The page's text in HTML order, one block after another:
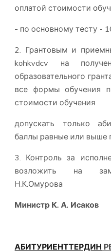
оплатой стоимости
- по основному тесту -
2. Грантовым и
kohkvdcv на
образовательного
все формы обучения
стоимости обучения
допускать только
баллы равные или выше
3. Контроль за
возложить на
Н.К.Омурова
Министр К. А. Исаков
АБИТУРИЕНТТЕРДИН